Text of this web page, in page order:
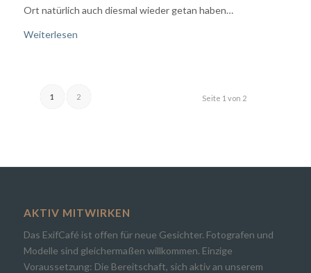
Ort natürlich auch diesmal wieder getan haben…
Weiterlesen
Seite 1 von 2
1 2
AKTIV MITWIRKEN
Das ExifCafé ist offen für neue Gesichter. Fotografen und
Modelle sind gleichermaßen willkommen. Einzige
Voraussetzung: Die Bereitschaft, sich aktiv an unserem